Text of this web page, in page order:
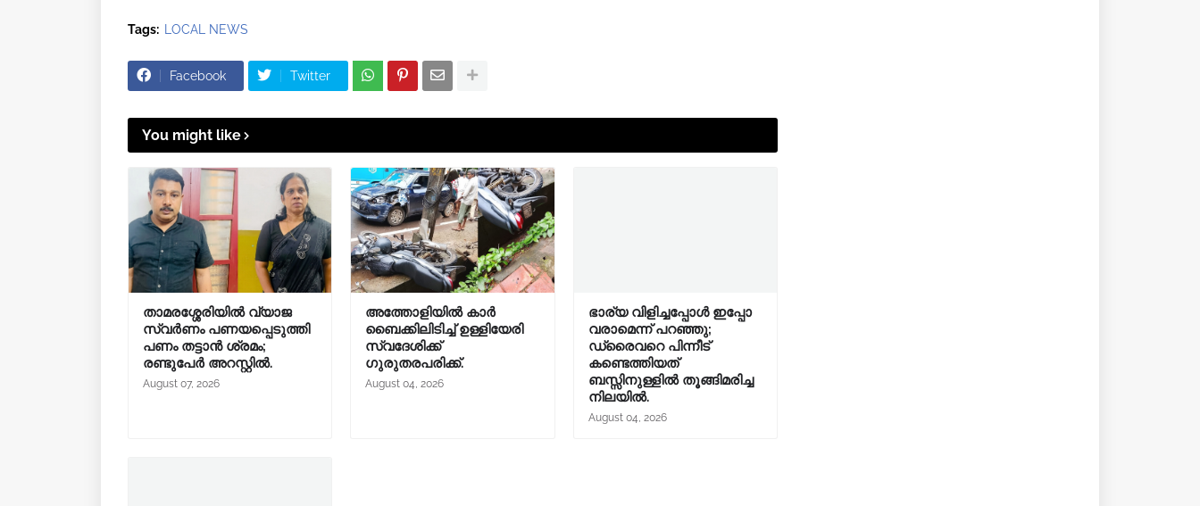
Tags: LOCAL NEWS
Facebook Twitter
You might like
താമരശ്ശേരിയിൽ വ്യാജ
സ്വർണം പണയപ്പെടുത്തി
പണം തട്ടാൻ ശ്രമം;
രണ്ടുപേർ അറസ്റ്റിൽ.
August 07, 2026
അത്തോളിയിൽ കാർ
ബൈക്കിലിടിച്ച് ഉള്ളിയേരി
സ്വദേശിക്ക്
ഗുരുതരപരിക്ക്.
August 04, 2026
ഭാര്യ വിളിച്ചപ്പോള്‍ ഇപ്പോ
വരാമെന്ന് പറഞ്ഞു;
ഡ്രൈവറെ പിന്നീട്
കണ്ടെത്തിയത്
ബസ്സിനുള്ളില്‍ തൂങ്ങിമരിച്ച
നിലയിൽ.
August 04, 2026